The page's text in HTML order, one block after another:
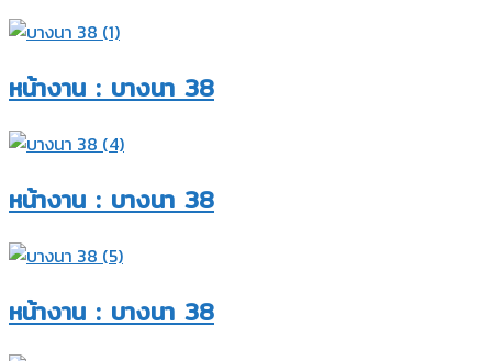
หน้างาน : บางนา 38
หน้างาน : บางนา 38
หน้างาน : บางนา 38